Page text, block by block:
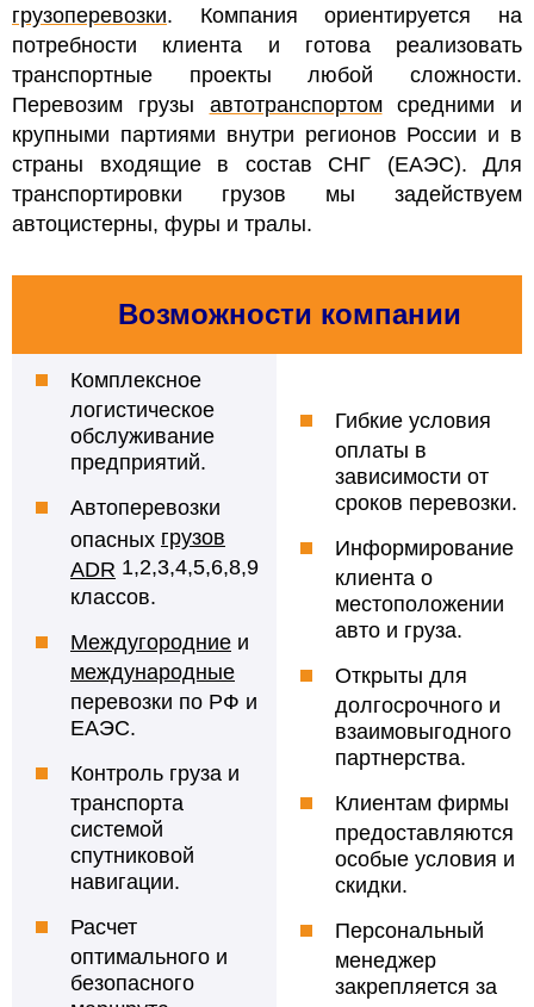
грузоперевозки. Компания ориентируется на
потребности клиента и готова реализовать
транспортные проекты любой сложности.
Перевозим грузы автотранспортомсредними и
крупными партиями внутри регионов России и в
страны входящие в состав СНГ (ЕАЭС). Для
транспортировки грузов мы задействуем
автоцистерны, фуры и тралы.
Возможности компании
Комплексное
логистическое
обслуживание
предприятий.
Автоперевозки
опасных грузов
ADR 1,2,3,4,5,6,8,9
классов.
Междугородние и
международные
перевозки по РФ и
ЕАЭС.
Контроль груза и
транспорта
системой
спутниковой
навигации.
Расчет
оптимального и
безопасного
Гибкие условия
оплаты в
зависимости от
сроков перевозки.
Информирование
клиента о
местоположении
авто и груза.
Открыты для
долгосрочного и
взаимовыгодного
партнерства.
Клиентам фирмы
предоставляются
особые условия и
скидки.
Персональный
менеджер
закрепляется за